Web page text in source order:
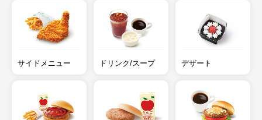
サイドメニュー ドリンク/スープ デザート